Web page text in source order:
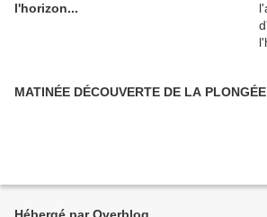
l'horizon...
MATINÉE DÉCOUVERTE DE LA PLONGÉE